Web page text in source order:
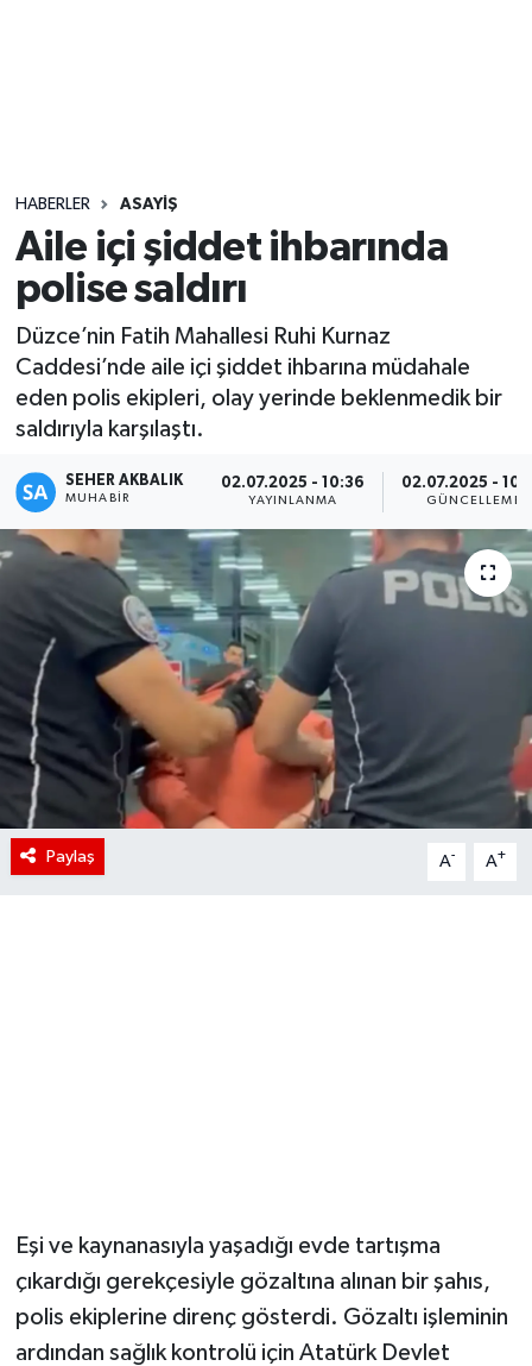
HABERLER ASAYIŞ
Aile içi şiddet ihbarında
polise saldırı
Düzce’nin Fatih Mahallesi Ruhi Kurnaz
Caddesi’nde aile içi şiddet ihbarına müdahale
eden polis ekipleri, olay yerinde beklenmedik bir
saldırıyla karşılaştı.
SEHER AKBALIK
MUHABIR
02.07.2025 - 10:36
YAYINLANMA
02.07.2025 -
GÜNCELLEME
Paylaş A- A+
Eşi ve kaynanasıyla yaşadığı evde tartışma
çıkardığı gerekçesiyle gözaltına alınan bir şahıs,
polis ekiplerine direnç gösterdi. Gözaltı işleminin
ardından sağlık kontrolü için Atatürk Devlet
Yaşam